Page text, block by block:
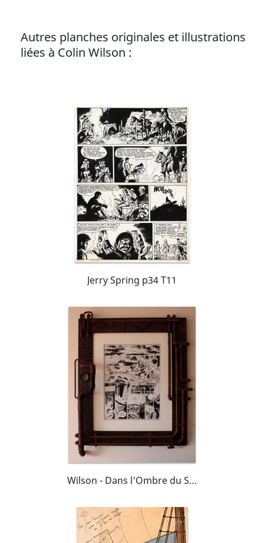
Autres planches originales et illustrations
liées à Colin Wilson :
Jerry Spring p34 T11
Wilson - Dans l'Ombre du Soleil - T2 P11